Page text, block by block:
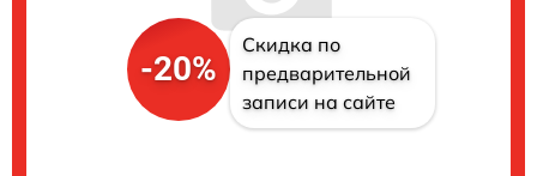
-20%
Скидка по
предварительной
записи на сайте